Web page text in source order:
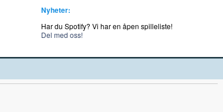
Nyheter:
Har du Spotify? Vi har en åpen spilleliste!
Del med oss!